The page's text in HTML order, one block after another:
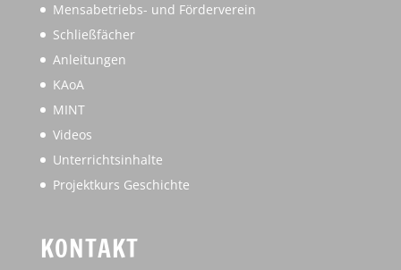
Mensabetriebs- und Förderverein
Schließfächer
Anleitungen
KAoA
MINT
Videos
Unterrichtsinhalte
Projektkurs Geschichte
KONTAKT